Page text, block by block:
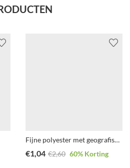
Fijne polyester met geografische print
€1,04 €2,60 60% Korting